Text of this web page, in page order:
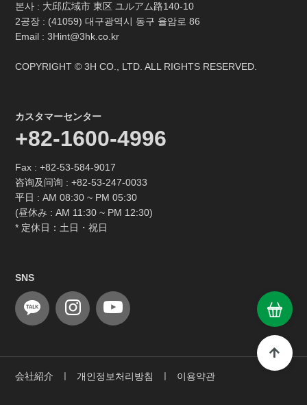
본사 : 大邱広域市 東区 ユルアム路140-10
2공장 : (41059) 대구광역시 동구 율암로 86
Email : 3Hint@3hk.co.kr
COPYRIGHT © 3H CO., LTD. ALL RIGHTS RESERVED.
カスタマーセンター
+82-1600-4996
Fax : +82-53-584-9017
咨询及问询 :+82-53-247-0033
平日 : AM 08:30 ~ PM 05:30
(昼休み : AM 11:30 ~ PM 12:30)
* 定休日：土日・祝日
SNS
会社紹介 개인정보처리방침 이용약관